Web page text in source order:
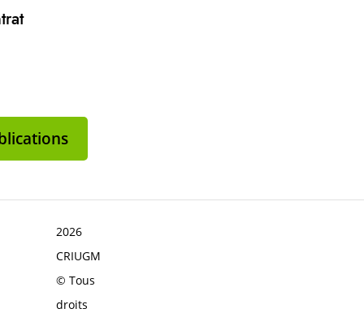
2026
CRIUGM
© Tous
droits